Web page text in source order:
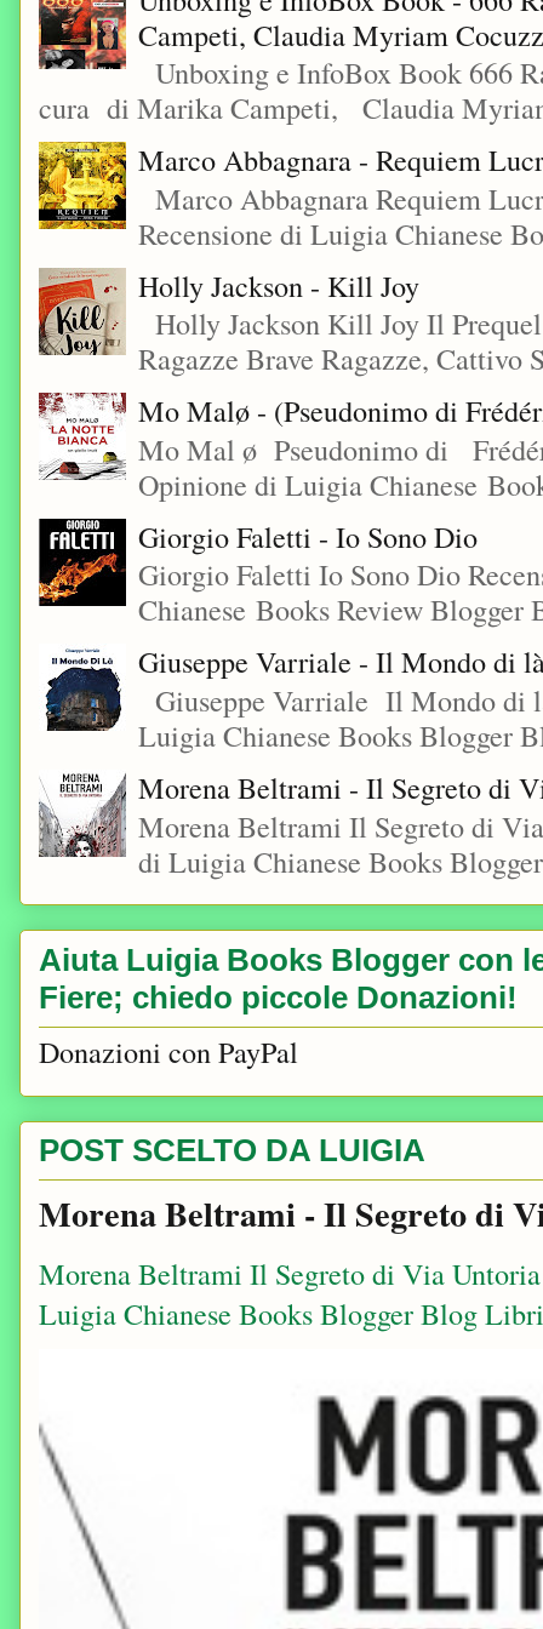
Campeti, Claudia Myriam
Unboxing e InfoBox Book 666
cura di Marika Campeti, Claudia
Marco Abbagnara - Requiem
Marco Abbagnara Requiem
Recensione di Luigia Chianese
Holly Jackson - Kill Joy
Holly Jackson Kill Joy Il
Ragazze Brave Ragazze, Cattivo
Mo Malø - (Pseudonimo di
Mo Mal ø Pseudonimo di
Opinione di Luigia Chianese
Giorgio Faletti - Io Sono Dio
Giorgio Faletti Io Sono Dio
Chianese Books Review
Giuseppe Varriale - Il Mondo di
Giuseppe Varriale Il Mondo di
Luigia Chianese Books
Morena Beltrami - Il Segreto di
Morena Beltrami Il Segreto di
di Luigia Chianese Books
Aiuta Luigia Books Blogger con
Fiere; chiedo piccole Donazioni!
Donazioni con PayPal
POST SCELTO DA LUIGIA
Morena Beltrami - Il Segreto di
Morena Beltrami Il Segreto di Via
Luigia Chianese Books Blogger Blog